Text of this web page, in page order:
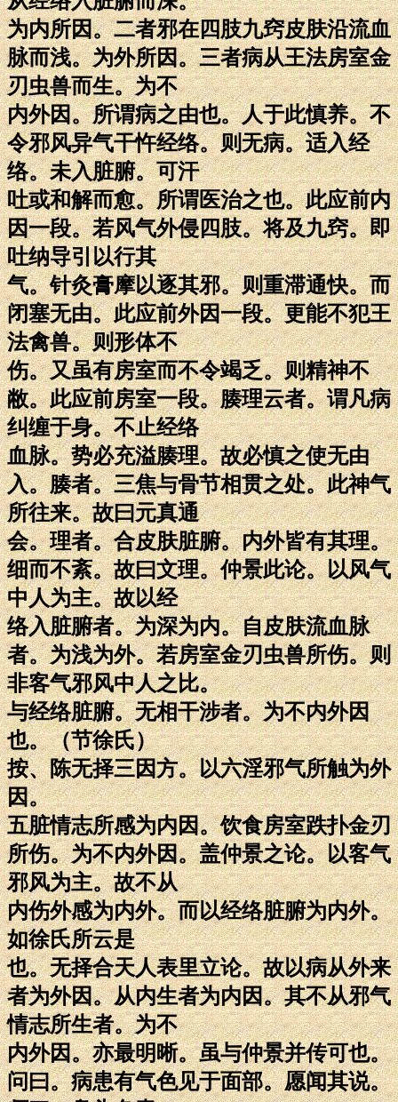
为内所因。二者邪在四肢九窍皮肤沿流血
脉而浅。为外所因。三者病从王法房室金
刃虫兽而生。为不
内外因。所谓病之由也。人于此慎养。不
令邪风异气干忤经络。则无病。适入经
络。未入脏腑。可汗
吐或和解而愈。所谓医治之也。此应前内
因一段。若风气外侵四肢。将及九窍。即
吐纳导引以行其
气。针灸膏摩以逐其邪。则重滞通快。而
闭塞无由。此应前外因一段。更能不犯王
法禽兽。则形体不
伤。又虽有房室而不令竭乏。则精神不
敝。此应前房室一段。腠理云者。谓凡病
纠缠于身。不止经络
血脉。势必充溢腠理。故必慎之使无由
入。腠者。三焦与骨节相贯之处。此神气
所往来。故曰元真通
会。理者。合皮肤脏腑。内外皆有其理。
细而不紊。故曰文理。仲景此论。以风气
中人为主。故以经
络入脏腑者。为深为内。自皮肤流血脉
者。为浅为外。若房室金刃虫兽所伤。则
非客气邪风中人之比。
与经络脏腑。无相干涉者。为不内外因
也。（节徐氏）
按、陈无择三因方。以六淫邪气所触为外
因。
五脏情志所感为内因。饮食房室跌扑金刃
所伤。为不内外因。盖仲景之论。以客气
邪风为主。故不从
内伤外感为内外。而以经络脏腑为内外。
如徐氏所云是
也。无择合天人表里立论。故以病从外来
者为外因。从内生者为内因。其不从邪气
情志所生者。为不
内外因。亦最明晰。虽与仲景并传可也。
问曰。病患有气色见于面部。愿闻其说。